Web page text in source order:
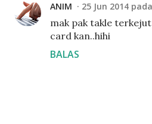
ANIM 25 Jun 2014
mak pak takle
card kan..hihi
BALAS